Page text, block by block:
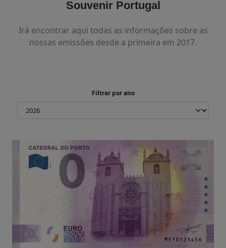
CONTACTO
Souvenir Portugal
Irá encontrar aqui todas as informações sobre as
nossas emissões desde a primeira em 2017.
Filtrar por ano